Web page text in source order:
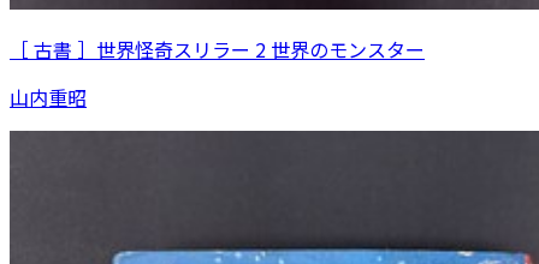
［ 古書 ］世界怪奇スリラー 2 世界のモンスター
山内重昭